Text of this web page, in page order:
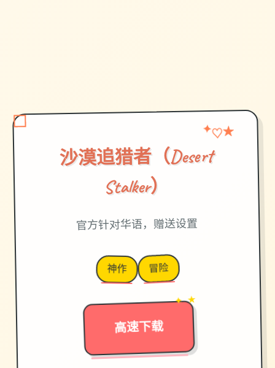
沙漠追猎者（Desert
Stalker）
✦ ♡★
官方针对华语，赠送设置
神作 冒险
高速下载
→
✦ ★